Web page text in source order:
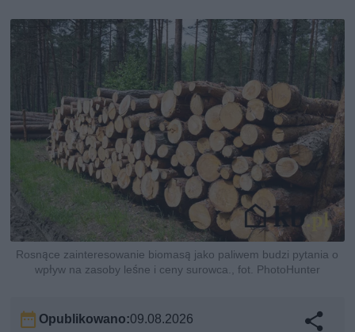
Rosnące zainteresowanie biomasą jako paliwem budzi pytania o
wpływ na zasoby leśne i ceny surowca., fot. PhotoHunter
Opublikowano:09.08.2026